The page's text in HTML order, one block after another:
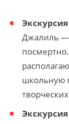
Джалиль —
школьную